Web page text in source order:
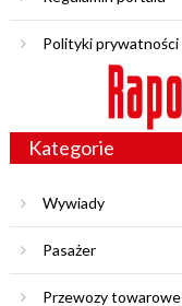
Polityki prywatności
Kategorie
Wywiady
Pasażer
Przewozy towarowe